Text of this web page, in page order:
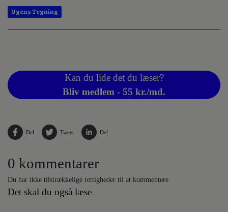
Ugens Tegning
-
Kan du lide det du læser?
Bliv medlem - 55 kr./md.
Del Tweet Del
0 kommentarer
Du har ikke tilstrækkelige rettigheder til at kommentere
Det skal du også læse